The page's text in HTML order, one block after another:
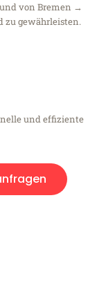
von Bremen →
zu gewährleisten.
und effiziente